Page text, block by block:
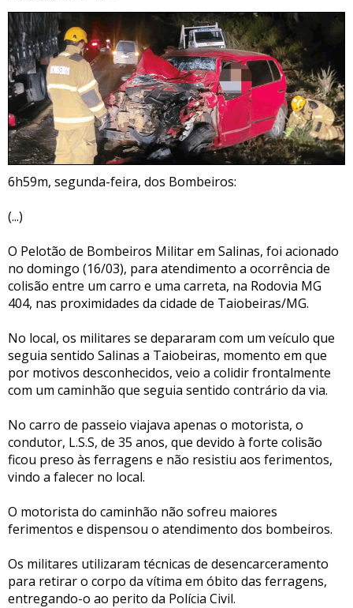
6h59m, segunda-feira, dos Bombeiros:
(...)
O Pelotão de Bombeiros Militar em Salinas, foi acionado
no domingo (16/03), para atendimento a ocorrência de
colisão entre um carro e uma carreta, na Rodovia MG
404, nas proximidades da cidade de Taiobeiras/MG.
No local, os militares se depararam com um veículo que
seguia sentido Salinas a Taiobeiras, momento em que
por motivos desconhecidos, veio a colidir frontalmente
com um caminhão que seguia sentido contrário da via.
No carro de passeio viajava apenas o motorista, o
condutor, L.S.S, de 35 anos, que devido à forte colisão
ficou preso às ferragens e não resistiu aos ferimentos,
vindo a falecer no local.
O motorista do caminhão não sofreu maiores
ferimentos e dispensou o atendimento dos bombeiros.
Os militares utilizaram técnicas de desencarceramento
para retirar o corpo da vítima em óbito das ferragens,
entregando-o ao perito da Polícia Civil.